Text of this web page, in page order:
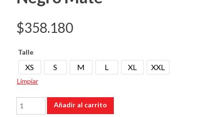
$358.180
Talle
XS S M L XL XXL
Limpiar
Casco
808
Añadir al carrito